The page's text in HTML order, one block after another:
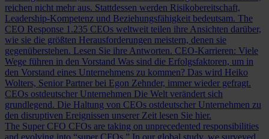
reichen nicht mehr aus. Stattdessen werden Risikobereitschaft,
Leadership-Kompetenz und Beziehungsfähigkeit bedeutsam. The
CEO Response 1.235 CEOs weltweit teilen ihre Ansichten darüber,
wie sie die größten Herausforderungen meistern, denen sie
gegenüberstehen. Lesen Sie ihre Antworten. CEO-Karrieren: Viele
Wege führen in den Vorstand Was sind die Erfolgsfaktoren, um in
den Vorstand eines Unternehmens zu kommen? Das wird Heiko
Wolters, Senior Partner bei Egon Zehnder, immer wieder gefragt.
CEOs ostdeutscher Unternehmen Die Welt verändert sich
grundlegend. Die Haltung von CEOs ostdeutscher Unternehmen zu
den disruptiven Ereignissen unserer Zeit lesen Sie hier.
The Super CFO CFOs are taking on unprecedented responsibilities
and evolving into “super CFOs.” In our global study, we surveyed